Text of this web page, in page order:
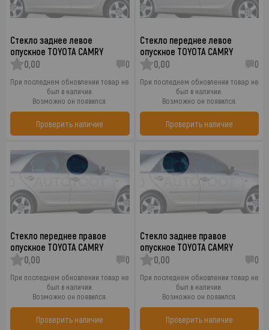
Стекло заднее левое
опускное TOYOTA CAMRY
0,00
0
При последнем обновлении товар не
был в наличии.
Возможно он появился.
Проверить наличие
Стекло переднее левое
опускное TOYOTA CAMRY
0,00
0
При последнем обновлении товар не
был в наличии.
Возможно он появился.
Проверить наличие
Стекло переднее правое
опускное TOYOTA CAMRY
0,00
0
При последнем обновлении товар не
был в наличии.
Возможно он появился.
Проверить наличие
Стекло заднее правое
опускное TOYOTA CAMRY
0,00
0
При последнем обновлении товар не
был в наличии.
Возможно он появился.
Проверить наличие